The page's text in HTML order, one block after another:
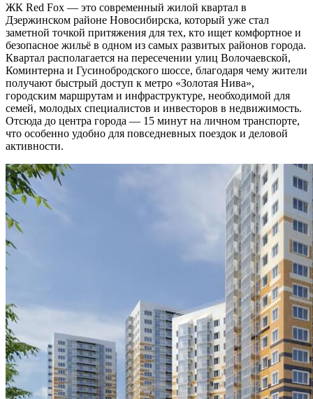
ЖК Red Fox — это современный жилой квартал в
Дзержинском районе Новосибирска, который уже стал
заметной точкой притяжения для тех, кто ищет комфортное и
безопасное жильё в одном из самых развитых районов города.
Квартал располагается на пересечении улиц Волочаевской,
Коминтерна и Гусинобродского шоссе, благодаря чему жители
получают быстрый доступ к метро «Золотая Нива»,
городским маршрутам и инфраструктуре, необходимой для
семей, молодых специалистов и инвесторов в недвижимость.
Отсюда до центра города — 15 минут на личном транспорте,
что особенно удобно для повседневных поездок и деловой
активности.